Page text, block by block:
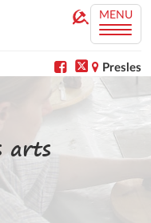
MENU
Presles
arts